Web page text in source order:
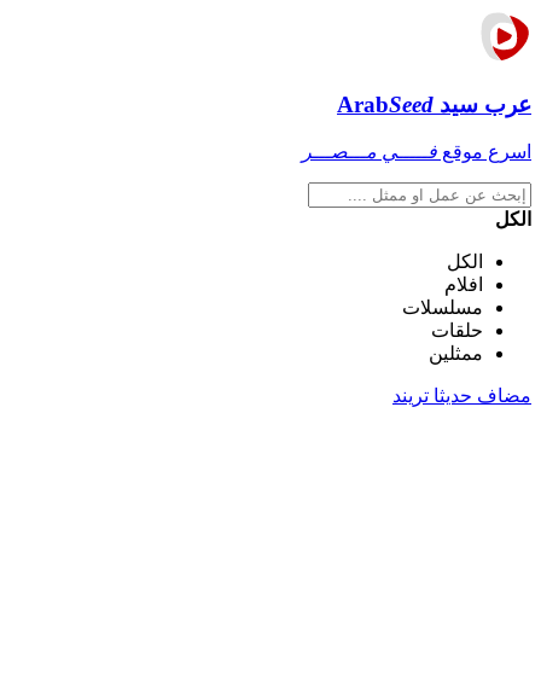
عرب سيد ArabSeed
اسرع موقع فـــــي مـــصـــر
الكل
الكل
افلام
مسلسلات
حلقات
ممثلين
مضاف حديثا تريند